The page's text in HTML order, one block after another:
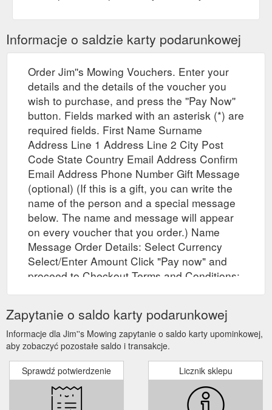
Informacje o saldzie karty podarunkowej
Order Jim''s Mowing Vouchers. Enter your
details and the details of the voucher you
wish to purchase, and press the ''Pay Now''
button. Fields marked with an asterisk (*) are
required fields. First Name Surname
Address Line 1 Address Line 2 City Post
Code State Country Email Address Confirm
Email Address Phone Number Gift Message
(optional) (If this is a gift, you can write the
name of the person and a special message
below. The name and message will appear
on every voucher that you order.) Name
Message Order Details: Select Currency
Select/Enter Amount Click "Pay now" and
proceed to Checkout Terms and Conditions:
Zapytanie o saldo karty podarunkowej
Informacje dla Jim''s Mowing zapytanie o saldo karty upominkowej,
aby zobaczyć pozostałe saldo i transakcje.
Sprawdź potwierdzenie Licznik sklepu